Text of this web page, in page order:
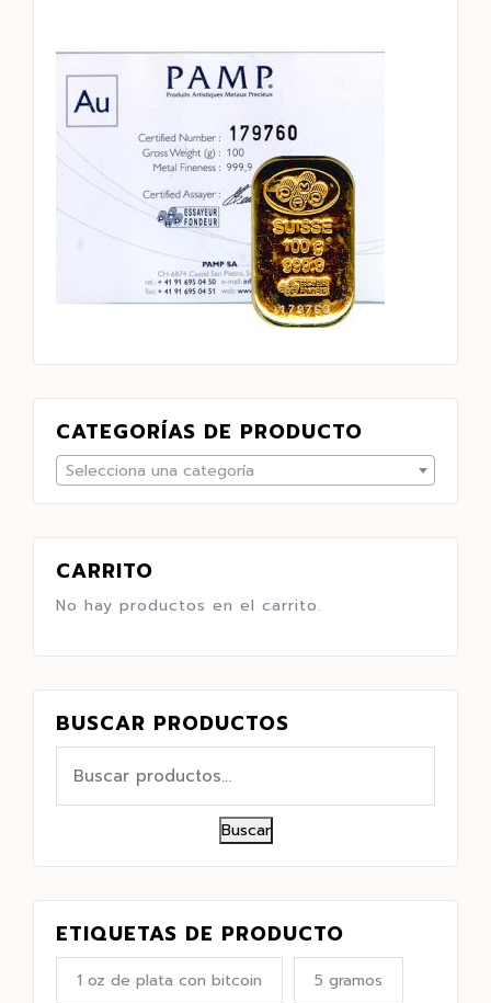
CATEGORÍAS DE PRODUCTO
Selecciona una categoría
CARRITO
No hay productos en el carrito.
BUSCAR PRODUCTOS
Buscar
ETIQUETAS DE PRODUCTO
1 oz de plata con bitcoin 5 gramos